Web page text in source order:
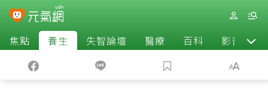
焦點 養生 失智論壇 醫療 百科 影音